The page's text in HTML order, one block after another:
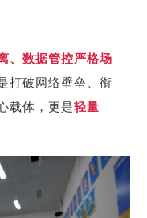
、数据管控严格场
打破网络壁垒、衔
载体，更是轻量